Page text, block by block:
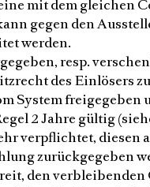
mit dem gleichen
gegen den
werden.
resp.
des
System freigegeben
2 Jahre gültig
verpflichtet,
zurückgegeben
den